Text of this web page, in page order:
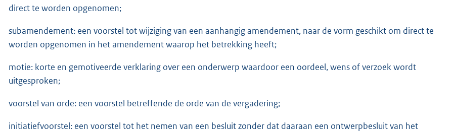
direct te worden opgenomen;
subamendement: een voorstel tot wijziging van een aanhangig amendement, naar de vorm geschikt om direct te
worden opgenomen in het amendement waarop het betrekking heeft;
motie: korte en gemotiveerde verklaring over een onderwerp waardoor een oordeel, wens of verzoek wordt
uitgesproken;
voorstel van orde: een voorstel betreffende de orde van de vergadering;
initiatiefvoorstel: een voorstel tot het nemen van een besluit zonder dat daaraan een ontwerpbesluit van het